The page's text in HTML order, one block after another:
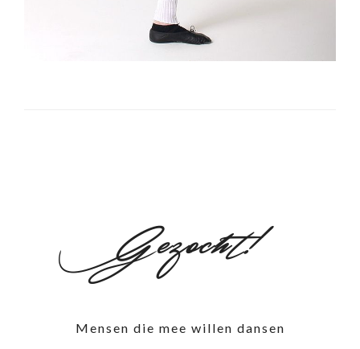
Gezocht!
Mensen die mee willen dansen